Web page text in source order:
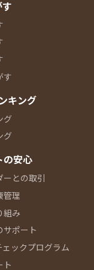
す
キング
グ
グ
安心
ーとの取引
管理
組み
サポート
ェックプログラム
ト